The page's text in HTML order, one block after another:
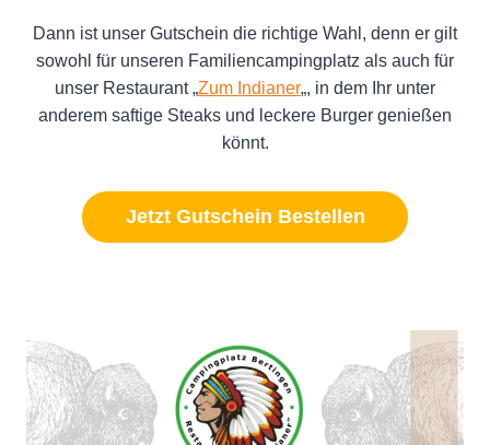
Dann ist unser Gutschein die richtige Wahl, denn er gilt
sowohl für unseren Familiencampingplatz als auch für
unser Restaurant „Zum Indianer„, in dem Ihr unter
anderem saftige Steaks und leckere Burger genießen
könnt.
Jetzt Gutschein Bestellen